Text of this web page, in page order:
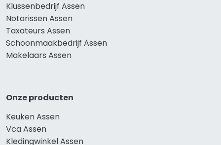
Klussenbedrijf Assen
Notarissen Assen
Taxateurs Assen
Schoonmaakbedrijf Assen
Makelaars Assen
Onze producten
Keuken Assen
Vca Assen
Kledingwinkel Assen